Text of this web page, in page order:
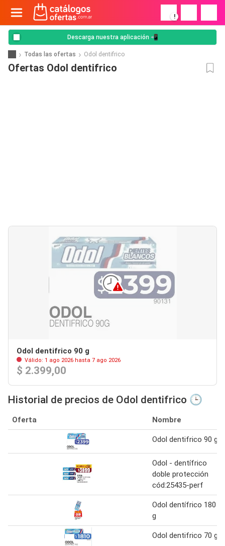
!
Descarga nuestra aplicación 📲
Todas las ofertas Odol dentifrico
Ofertas Odol dentifrico
Odol dentifrico 90 g
Válido: 1 ago 2026 hasta 7 ago 2026
$ 2.399,00
Historial de precios de Odol dentifrico 🕒
Oferta Nombre
Odol dentifrico 90 g
Odol - dentífrico
doble protección
cód:25435-perf
Odol dentífrico 180
g
Odol dentifrico 70 g